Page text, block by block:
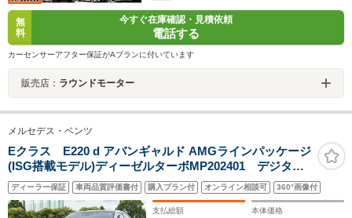
無
料
今すぐ在庫確認・見積依頼
電話する
カーセンサーアフター保証がAプランに付いています
販売店： ラウンドモーター
メルセデス・ベンツ
Eクラス E220 d アバンギャルド AMGラインパッケージ
(ISG搭載モデル)ディーゼルターボMP202401 デジタル
インテリアパッケージ レザーエクスクルーシブパッケー
ジ アドバンスドパッケージ パノラミックルーフパッケー
ジ AMGラインパッケージ ハイテックシルバー
ディーラー保証 車両品質評価書付 購入プラン付 オンライン相談可 360°画像付
支払総額 本体価格